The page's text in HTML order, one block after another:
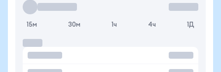
15м 30м 1ч 4ч 1Д